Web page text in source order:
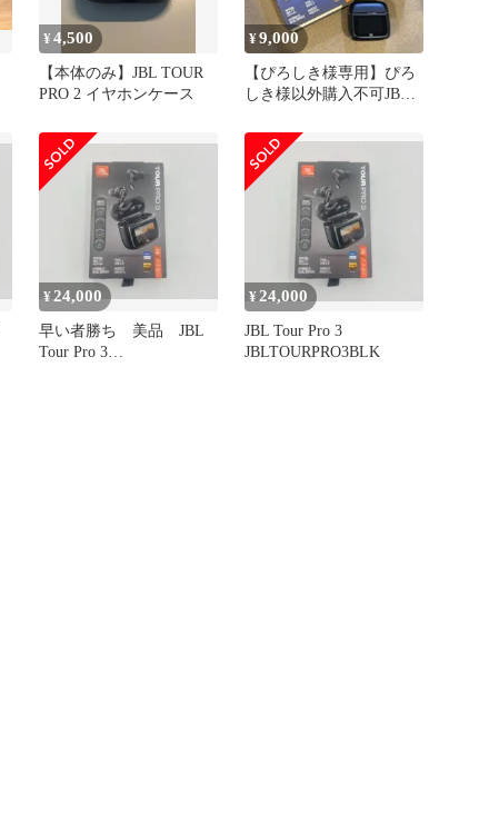
¥4,500
【本体のみ】JBL TOUR
PRO 2 イヤホンケース
¥9,000
【ぴろしき様専用】ぴろ
しき様以外購入不可JBL
¥24,000
早い者勝ち 美品 JBL
Tour Pro 3
¥24,000
JBL Tour Pro 3
JBLTOURPRO3BLK